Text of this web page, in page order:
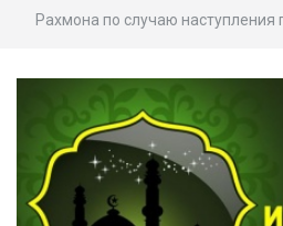
Рахмона по случаю наступления